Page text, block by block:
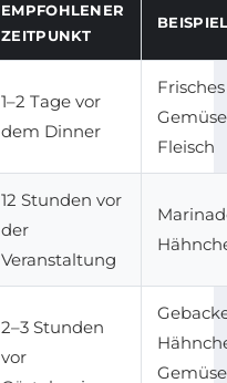
EMPFOHLENER
ZEITPUNKT
1–2 Tage vor
dem Dinner
Frisches
Fleisch
12 Stunden vor
der
Veranstaltung
2–3 Stunden
vor
Gemüse